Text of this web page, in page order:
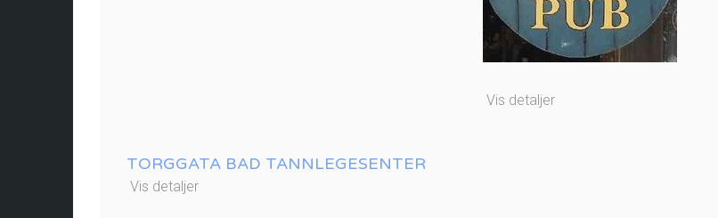
Vis detaljer
TORGGATA BAD TANNLEGESENTER
Vis detaljer